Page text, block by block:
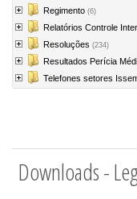
Regimento (6)
Relatórios Controle
Resoluções (234)
Resultados Perícia
Telefones setores
Downloads -